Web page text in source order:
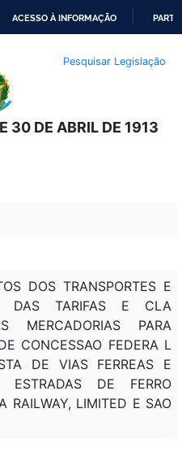
O
CONTEÚDO
ACESSO À INFORMAÇÃO
Pesquisar Legislação
30 DE ABRIL DE 1913
DOS TRANSPORTES E
DAS TARIFAS E CLA
MERCADORIAS PARA
CONCESSAO FEDERA L
DE VIAS FERREAS E
ESTRADAS DE FERRO
RAILWAY, LIMITED E SAO